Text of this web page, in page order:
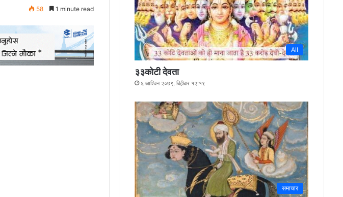
58 1 minute read
All
३३कोटी देवता
६ आश्विन २०७९, बिहीबार १२:१९
समाचार